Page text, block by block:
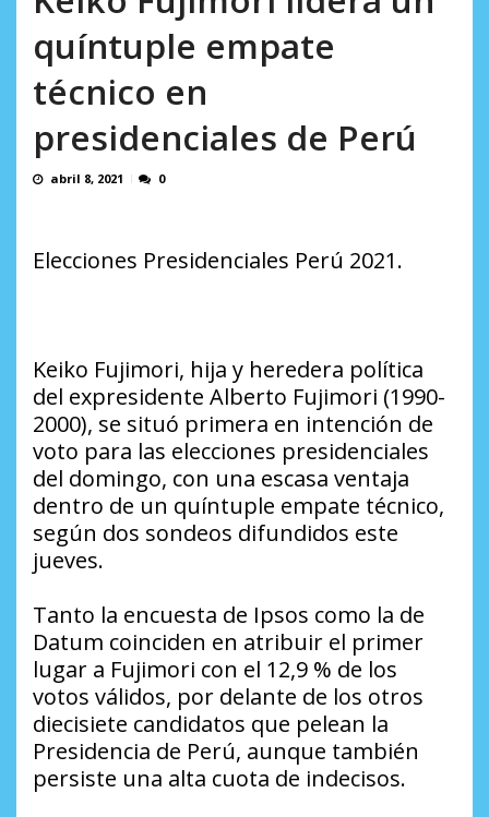
quíntuple empate
técnico en
presidenciales de Perú
abril 8, 2021 0
Elecciones Presidenciales Perú 2021.
Keiko Fujimori, hija y heredera política
del expresidente Alberto Fujimori (1990-
2000), se situó primera en intención de
voto para las elecciones presidenciales
del domingo, con una escasa ventaja
dentro de un quíntuple empate técnico,
según dos sondeos difundidos este
jueves.
Tanto la encuesta de Ipsos como la de
Datum coinciden en atribuir el primer
lugar a Fujimori con el 12,9 % de los
votos válidos, por delante de los otros
diecisiete candidatos que pelean la
Presidencia de Perú, aunque también
persiste una alta cuota de indecisos.